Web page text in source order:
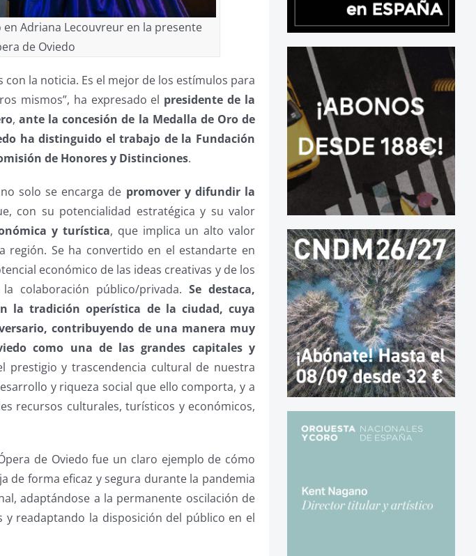
en Adriana Lecouvreur en la presente
de Oviedo
la noticia. Es el mejor de los estímulos para
mismos”, ha expresado el presidente de la
,ante la concesión de la Medalla de Oro de
ha distinguido el trabajo de la Fundación
de Honores y Distinciones.
solo se encarga de promover y difundir la
con su potencialidad estratégica y su valor
y turística, que implica un alto valor
Se ha convertido en el estandarte en
económico de las ideas creativas y de los
colaboración público/privada.Se destaca,
la tradición operística de la ciudad, cuya
contribuyendo de una manera muy
como una de las grandes capitales y
prestigio y trascendencia cultural de nuestra
y riqueza social que ello comporta, y a
recursos culturales, turísticos y económicos,
de Oviedo fue un claro ejemplo de cómo
de forma eficaz y segura durante la pandemia
adaptándose a la permanente oscilación de
readaptando la disposición del público en el